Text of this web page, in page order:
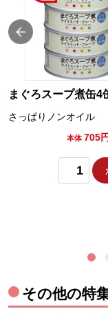
まぐろスープ煮缶4
さっぱりノンオイル
本体 705円
その他の特